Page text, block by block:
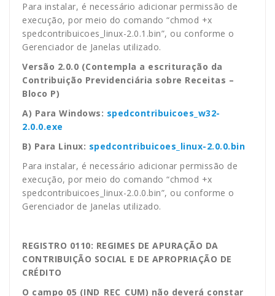
Para instalar, é necessário adicionar permissão de
execução, por meio do comando “chmod +x
spedcontribuicoes_linux-2.0.1.bin”, ou conforme o
Gerenciador de Janelas utilizado.
Versão 2.0.0 (Contempla a escrituração da
Contribuição Previdenciária sobre Receitas –
Bloco P)
A) Para Windows: spedcontribuicoes_w32-
2.0.0.exe
B) Para Linux: spedcontribuicoes_linux-2.0.0.bin
Para instalar, é necessário adicionar permissão de
execução, por meio do comando “chmod +x
spedcontribuicoes_linux-2.0.0.bin”, ou conforme o
Gerenciador de Janelas utilizado.
REGISTRO 0110: REGIMES DE APURAÇÃO DA
CONTRIBUIÇÃO SOCIAL E DE APROPRIAÇÃO DE
CRÉDITO
O campo 05 (IND_REC_CUM) não deverá constar